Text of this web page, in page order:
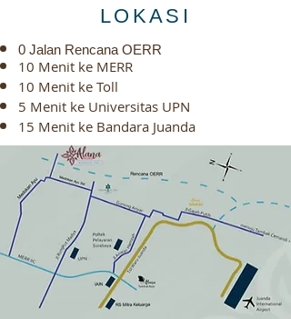
LOKASI
0 Jalan Rencana OERR
10 Menit ke MERR
10 Menit ke Toll
5 Menit ke Universitas UPN
15 Menit ke Bandara Juanda